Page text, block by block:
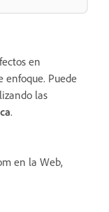
en
enfoque. Puede
las
.
en la Web,